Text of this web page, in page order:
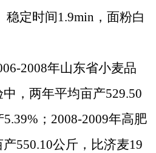
稳定时间1.9min ，面粉白
2008年山东省小麦品
，两年平均亩产529.50
5.39% ； 2008-2009年高肥
产550.10公斤 ，比济麦19